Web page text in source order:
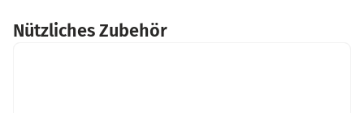
Nützliches Zubehör